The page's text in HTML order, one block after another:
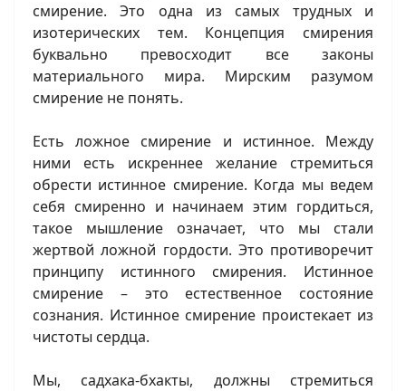
смирение. Это одна из самых трудных и
изотерических тем. Концепция смирения
буквально превосходит все законы
материального мира. Мирским разумом
смирение не понять.
Есть ложное смирение и истинное. Между
ними есть искреннее желание стремиться
обрести истинное смирение. Когда мы ведем
себя смиренно и начинаем этим гордиться,
такое мышление означает, что мы стали
жертвой ложной гордости. Это противоречит
принципу истинного смирения. Истинное
смирение – это естественное состояние
сознания. Истинное смирение проистекает из
чистоты сердца.
Мы, садхака-бхакты, должны стремиться